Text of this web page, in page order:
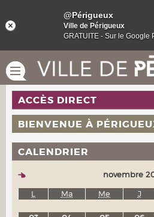
ACCÈS DIRECT
BIENVENUE À
CALENDRIER
novembre
L
Ma Me J
@Périgueux
Ville de Périgueux
GRATUITE - Sur le Google